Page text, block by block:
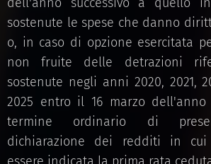
sostenute le spese che danno
o, in caso di opzione esercitata
non fruite delle detrazioni
sostenute negli anni 2020, 2021,
2025 entro il 16 marzo
termine ordinario di
dichiarazione dei redditi in cui